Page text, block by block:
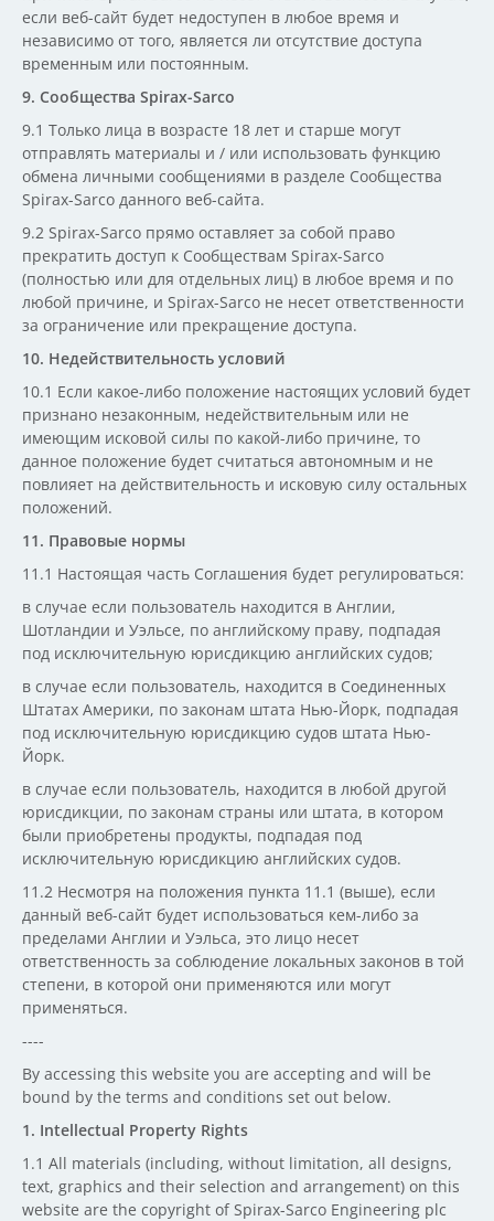
если веб-сайт будет недоступен в любое время и
независимо от того, является ли отсутствие доступа
временным или постоянным.
9. Сообщества Spirax-Sarco
9.1 Только лица в возрасте 18 лет и старше могут
отправлять материалы и / или использовать функцию
обмена личными сообщениями в разделе Сообщества
Spirax-Sarco данного веб-сайта.
9.2 Spirax-Sarco прямо оставляет за собой право
прекратить доступ к Сообществам Spirax-Sarco
(полностью или для отдельных лиц) в любое время и по
любой причине, и Spirax-Sarco не несет ответственности
за ограничение или прекращение доступа.
10. Недействительность условий
10.1 Если какое-либо положение настоящих условий будет
признано незаконным, недействительным или не
имеющим исковой силы по какой-либо причине, то
данное положение будет считаться автономным и не
повлияет на действительность и исковую силу остальных
положений.
11. Правовые нормы
11.1 Настоящая часть Соглашения будет регулироваться:
в случае если пользователь находится в Англии,
Шотландии и Уэльсе, по английскому праву, подпадая
под исключительную юрисдикцию английских судов;
в случае если пользователь, находится в Соединенных
Штатах Америки, по законам штата Нью-Йорк, подпадая
под исключительную юрисдикцию судов штата Нью-
Йорк.
в случае если пользователь, находится в любой другой
юрисдикции, по законам страны или штата, в котором
были приобретены продукты, подпадая под
исключительную юрисдикцию английских судов.
11.2 Несмотря на положения пункта 11.1 (выше), если
данный веб-сайт будет использоваться кем-либо за
пределами Англии и Уэльса, это лицо несет
ответственность за соблюдение локальных законов в той
степени, в которой они применяются или могут
применяться.
----
By accessing this website you are accepting and will be
bound by the terms and conditions set out below.
1. Intellectual Property Rights
1.1 All materials (including, without limitation, all designs,
text, graphics and their selection and arrangement) on this
website are the copyright of Spirax-Sarco Engineering plc